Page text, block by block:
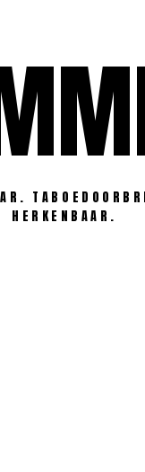
HERKENBAAR.